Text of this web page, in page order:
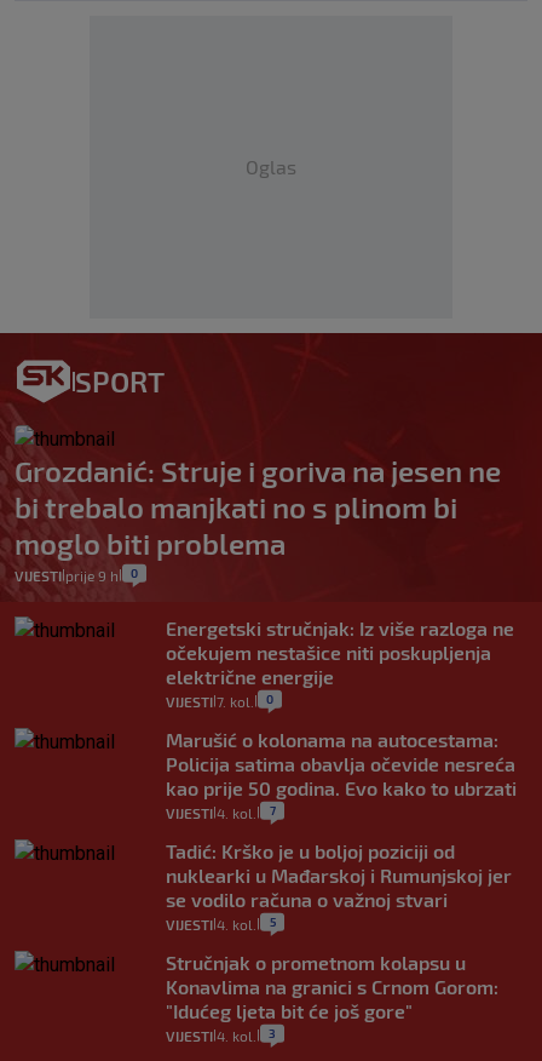
Oglas
SPORT
Grozdanić: Struje i goriva na jesen ne
bi trebalo manjkati no s plinom bi
moglo biti problema
VIJESTI| prije 9 h 0
Energetski stručnjak: Iz više razloga ne
očekujem nestašice niti poskupljenja
električne energije
VIJESTI 7. kol. 0
Marušić o kolonama na autocestama:
Policija satima obavlja očevide nesreća
kao prije 50 godina. Evo kako to ubrzati
VIJESTI 4. kol. 7
Tadić: Krško je u boljoj poziciji od
nuklearki u Mađarskoj i Rumunjskoj jer
se vodilo računa o važnoj stvari
VIJESTI 4. kol. 5
Stručnjak o prometnom kolapsu u
Konavlima na granici s Crnom Gorom:
"Idućeg ljeta bit će još gore"
VIJESTI 4. kol. 3